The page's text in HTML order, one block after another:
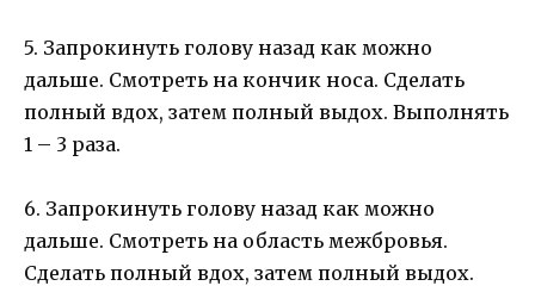
5. Запрокинуть голову назад как можно
дальше. Смотреть на кончик носа. Сделать
полный вдох, затем полный выдох. Выполнять
1 – 3 раза.
6. Запрокинуть голову назад как можно
дальше. Смотреть на область межбровья.
Сделать полный вдох, затем полный выдох.